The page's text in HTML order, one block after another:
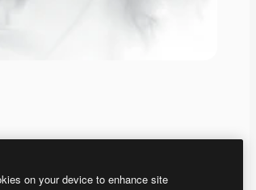
on your device to enhance site